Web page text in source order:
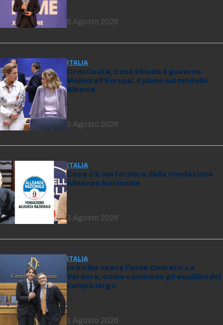
5 Agosto 2026
ITALIA
Crisi Ceuta, cosa chiede il governo
Meloni all’Europa: il piano sul modello
Albania
3 Agosto 2026
ITALIA
Cosa c’è nel forziere della Fondazione
Alleanza Nazionale
3 Agosto 2026
ITALIA
In Sicilia nasce l’asse Onorato-La
Vardera: come cambiano gli equilibri del
campo largo
1 Agosto 2026